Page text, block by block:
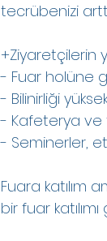
tecrübenizi
+Ziyaretçilerin
- Fuar holüne
- Bilinirliği
- Kafeterya ve
- Seminerler,
Fuara katılım
bir fuar